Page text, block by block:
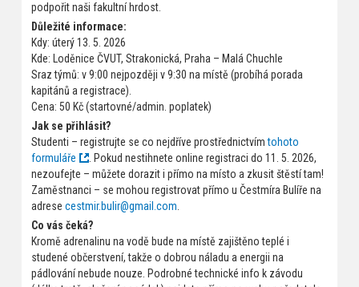
podpořit naši fakultní hrdost.
Důležité informace:
Kdy: úterý 13. 5. 2026
Kde: Loděnice ČVUT, Strakonická, Praha – Malá Chuchle
Sraz týmů: v 9:00 nejpozději v 9:30 na místě (probíhá porada
kapitánů a registrace).
Cena: 50 Kč (startovné/admin. poplatek)
Jak se přihlásit?
Studenti – registrujte se co nejdříve prostřednictvímtohoto
formuláře
. Pokud nestihnete online registraci do 11. 5. 2026,
nezoufejte – můžete dorazit i přímo na místo a zkusit štěstí tam!
Zaměstnanci – se mohou registrovat přímo u Čestmíra Bulíře na
adrese cestmir.bulir@gmail.com.
Co vás čeká?
Kromě adrenalinu na vodě bude na místě zajištěno teplé i
studené občerstvení, takže o dobrou náladu a energii na
pádlování nebude nouze. Podrobné technické info k závodu